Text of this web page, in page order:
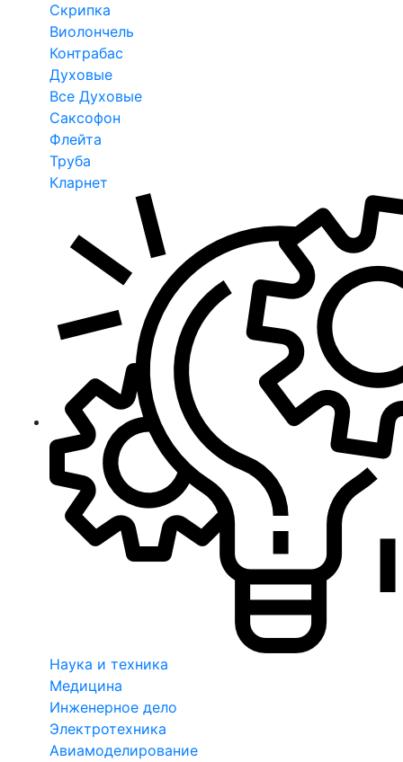
Скрипка
Виолончель
Контрабас
Духовые
Все Духовые
Саксофон
Флейта
Труба
Кларнет
Наука и техника
Медицина
Инженерное дело
Электротехника
Авиамоделирование